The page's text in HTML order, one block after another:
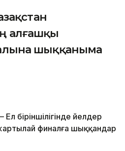
алғашқы
шыққаныма
біріншілігінде әйелдер
финалға шыққандар